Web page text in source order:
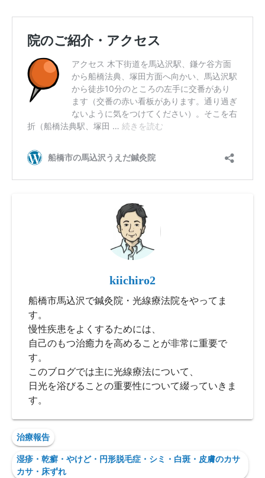
kiichiro2
船橋市馬込沢で鍼灸院・光線療法院をやってま
す。
慢性疾患をよくするためには、
自己のもつ治癒力を高めることが非常に重要で
す。
このブログでは主に光線療法について、
日光を浴びることの重要性について綴っていきま
す。
治療報告
湿疹・乾癬・やけど・円形脱毛症・シミ・白斑・皮膚のカサ
カサ・床ずれ